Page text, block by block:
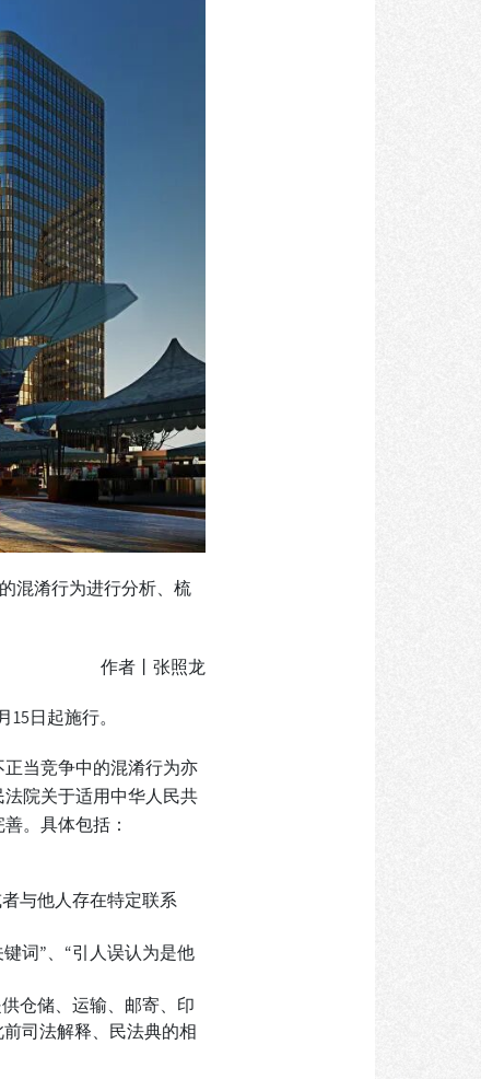
混淆行为进行分析、梳
作者丨张照龙
日起施行。
当竞争中的混淆行为亦
院关于适用中华人民共
。具体包括：
与他人存在特定联系
词”、“引人误认为是他
仓储、运输、邮寄、印
司法解释、民法典的相